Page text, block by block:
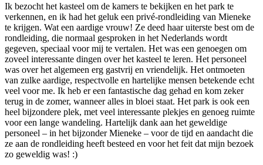
Ik bezocht het kasteel om de kamers te bekijken en het park te
verkennen, en ik had het geluk een privé-rondleiding van Mieneke
te krijgen. Wat een aardige vrouw! Ze deed haar uiterste best om de
rondleiding, die normaal gesproken in het Nederlands wordt
gegeven, speciaal voor mij te vertalen. Het was een genoegen om
zoveel interessante dingen over het kasteel te leren. Het personeel
was over het algemeen erg gastvrij en vriendelijk. Het ontmoeten
van zulke aardige, respectvolle en hartelijke mensen betekende echt
veel voor me. Ik heb er een fantastische dag gehad en kom zeker
terug in de zomer, wanneer alles in bloei staat. Het park is ook een
heel bijzondere plek, met veel interessante plekjes en genoeg ruimte
voor een lange wandeling. Hartelijk dank aan het geweldige
personeel – in het bijzonder Mieneke – voor de tijd en aandacht die
ze aan de rondleiding heeft besteed en voor het feit dat mijn bezoek
zo geweldig was! :)